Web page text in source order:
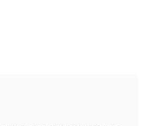
주십시오.